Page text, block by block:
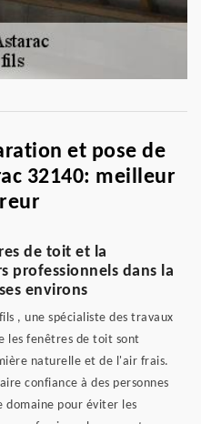
et pose de
32140: meilleur
de toit et la
professionnels dans la
environs
, une spécialiste des travaux
les fenêtres de toit sont
naturelle et de l'air frais.
confiance à des personnes
domaine pour éviter les